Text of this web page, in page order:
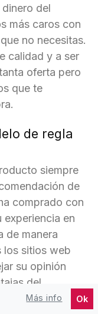
del
más caros con
no necesitas.
calidad y a ser
oferta pero
que te
de regla
siempre
de
comprado con
experiencia en
de manera
los sitios web
su opinión
del
Más info Ok